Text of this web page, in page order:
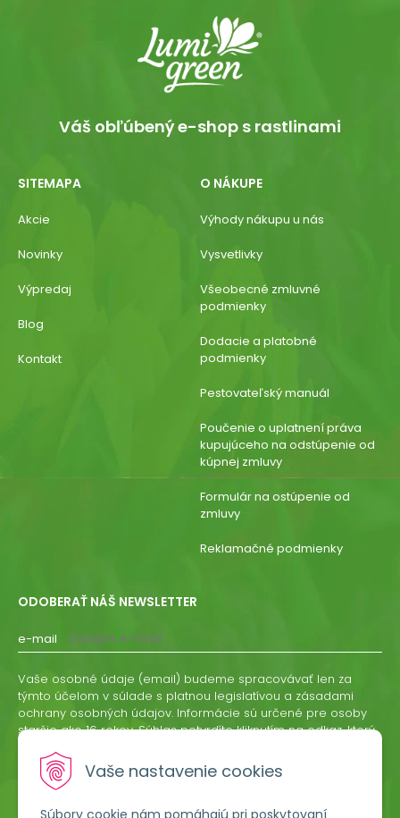
Vaše nastavenie cookies
Súbory cookie nám pomáhajú pri poskytovaní
Váš obľúbený e-shop s rastlinami
SITEMAPA
Akcie
Novinky
Výpredaj
Blog
Kontakt
O NÁKUPE
Výhody nákupu u nás
Vysvetlivky
Všeobecné zmluvné
podmienky
Dodacie a platobné
podmienky
Pestovateľský manuál
Poučenie o uplatnení práva
kupujúceho na odstúpenie od
kúpnej zmluvy
Formulár na ostúpenie od
zmluvy
Reklamačné podmienky
ODOBERAŤ NÁŠ NEWSLETTER
e-mail
Vaše osobné údaje (email) budeme spracovávať len za
týmto účelom v súlade s platnou legislatívou a zásadami
ochrany osobných údajov. Informácie sú určené pre osoby
staršie ako 16 rokov. Súhlas potvrdíte kliknutím na odkaz, ktorý
odvolať písomne, emailom alebo kliknutím na odkaz z
ktoréhokoľvek informačného emailu.